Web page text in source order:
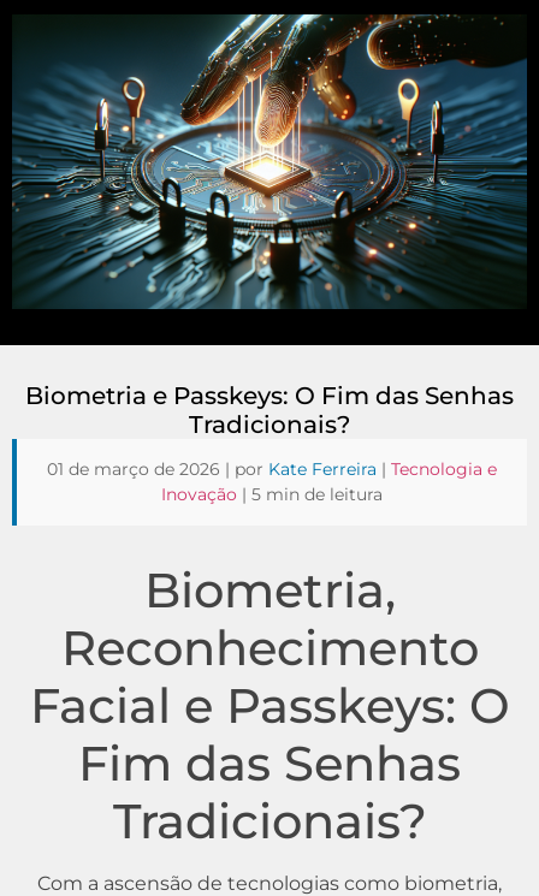
Biometria e Passkeys: O Fim das Senhas
Tradicionais?
01 de março de 2026 | por Kate Ferreira | Tecnologia e
Inovação | 5 min de leitura
Biometria,
Reconhecimento
Facial e Passkeys: O
Fim das Senhas
Tradicionais?
Com a ascensão de tecnologias como biometria,